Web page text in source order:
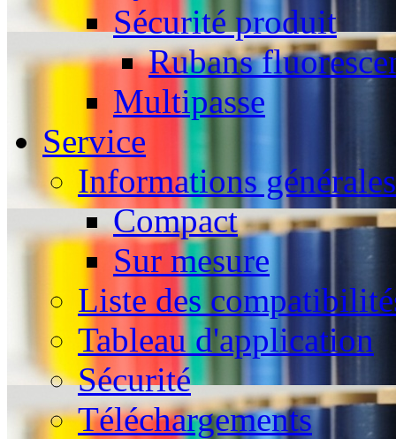
Sécurité produit
Rubans
Multipasse
Service
Informations
Compact
Sur mesure
Liste des
Tableau d'application
Sécurité
Téléchargements